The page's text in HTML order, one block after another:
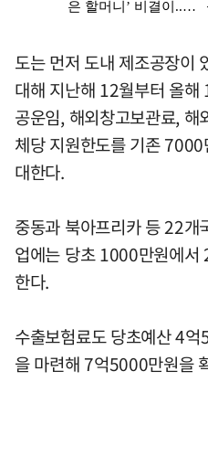
도는 먼저 도내 제조공장이
대해 지난해 12월부터 올
공운임, 해외창고보관료, 해
체당 지원한도를 기존
대한다.
중동과 북아프리카 등 22개
업에는 당초 1000만원에서
한다.
수출보험료도 당초예산 4
을 마련해 7억5000만원을